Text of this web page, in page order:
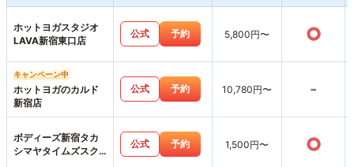
ホットヨガスタジオ
LAVA新宿東口店
公式 予約 5,800円〜 ○
キャンペーン中
ホットヨガのカルド
新宿店
公式 予約 10,780円〜 -
ボディーズ新宿タカ
シマヤタイムズスク
公式 予約 1,500円〜 ○